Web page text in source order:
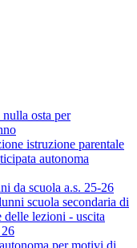
osta per
istruzione parentale
autonoma
da scuola a.s. 25-26
scuola secondaria di
delle lezioni - uscita